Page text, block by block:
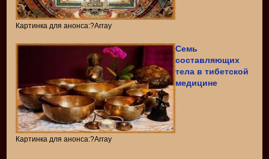
Картинка для анонса:?Array
Семь
составляющих
тела в тибетской
медицине
Картинка для анонса:?Array